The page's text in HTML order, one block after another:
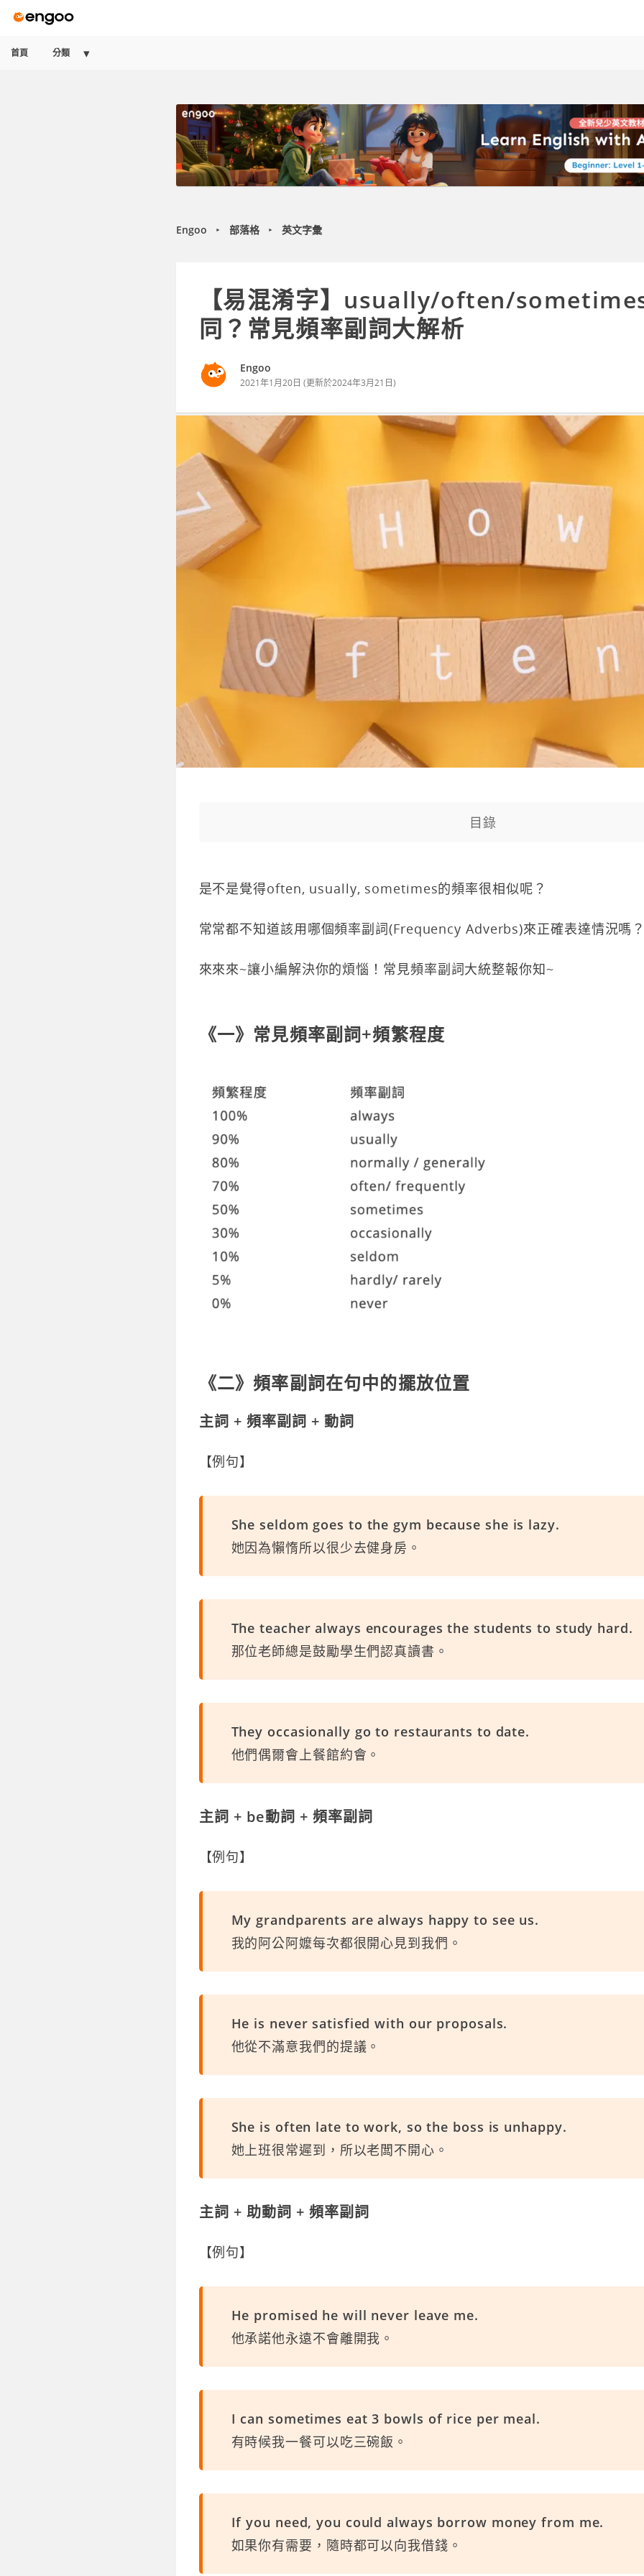
首頁 分類
Engoo ► 部落格 ► 英文字彙
【易混淆字】usually/often/
同？常見頻率副詞大解析
Engoo
2021年1月20日 (更新於2024年3月21日)
目錄
是不是覺得often, usually, sometimes的頻率很相似呢？
常常都不知道該用哪個頻率副詞(Frequency Adverbs)來正確表達情況嗎
來來來~讓小編解決你的煩惱！常見頻率副詞大統整報你知~
《一》常見頻率副詞+頻繁程度
《二》頻率副詞在句中的擺放位置
主詞 + 頻率副詞 + 動詞
【例句】
She seldom goes to the gym because she is lazy.
她因為懶惰所以很少去健身房。
The teacher always encourages the students to study hard.
那位老師總是鼓勵學生們認真讀書。
They occasionally go to restaurants to date.
他們偶爾會上餐館約會。
主詞 + be動詞 + 頻率副詞
【例句】
My grandparents are always happy to see us.
我的阿公阿嬤每次都很開心見到我們。
He is never satisfied with our proposals.
他從不滿意我們的提議。
She is often late to work, so the boss is unhappy.
她上班很常遲到，所以老闆不開心。
主詞 + 助動詞 + 頻率副詞
【例句】
He promised he will never leave me.
他承諾他永遠不會離開我。
I can sometimes eat 3 bowls of rice per meal.
有時候我一餐可以吃三碗飯。
If you need, you could always borrow money from me.
如果你有需要，隨時都可以向我借錢。